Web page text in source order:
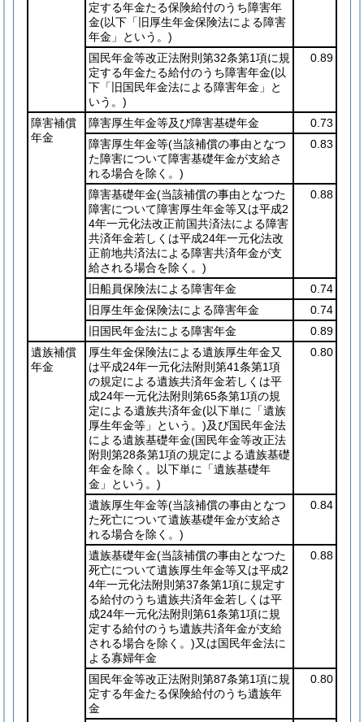
定する年金たる保険給付のうち障害年
金(以下「旧厚生年金保険法による障害
年金」という。)
国民年金等改正法附則第32条第1項に規
定する年金たる給付のうち障害年金(以
下「旧国民年金法による障害年金」と
いう。)
0.89
障害補償
年金
障害厚生年金等及び障害基礎年金
0.73
障害厚生年金等(当該補償の事由となつ
た障害について障害基礎年金が支給さ
れる場合を除く。)
0.83
障害基礎年金(当該補償の事由となつた
障害について障害厚生年金等又は平成2
4年一元化法改正前国共済法による障害
共済年金若しくは平成24年一元化法改
正前地共済法による障害共済年金が支
給される場合を除く。)
0.88
旧船員保険法による障害年金
0.74
旧厚生年金保険法による障害年金
0.74
旧国民年金法による障害年金
0.89
遺族補償
年金
厚生年金保険法による遺族厚生年金又
は平成24年一元化法附則第41条第1項
の規定による遺族共済年金若しくは平
成24年一元化法附則第65条第1項の規
定による遺族共済年金(以下単に「遺族
厚生年金等」という。)及び国民年金法
による遺族基礎年金(国民年金等改正法
附則第28条第1項の規定による遺族基礎
年金を除く。以下単に「遺族基礎年
金」という。)
0.80
遺族厚生年金等(当該補償の事由となつ
た死亡について遺族基礎年金が支給さ
れる場合を除く。)
0.84
遺族基礎年金(当該補償の事由となつた
死亡について遺族厚生年金等又は平成2
4年一元化法附則第37条第1項に規定す
る給付のうち遺族共済年金若しくは平
成24年一元化法附則第61条第1項に規
定する給付のうち遺族共済年金が支給
される場合を除く。)又は国民年金法に
よる寡婦年金
0.88
国民年金等改正法附則第87条第1項に規
定する年金たる保険給付のうち遺族年
金
0.80